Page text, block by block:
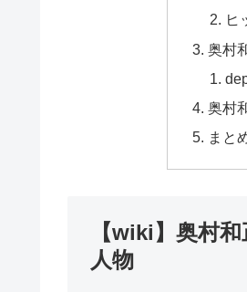
ヒ
奥村
奥村
まと
【wiki】奥村
人物